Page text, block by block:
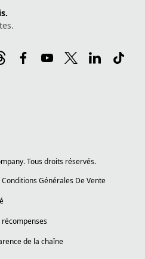
Tous droits réservés.
Conditions Générales De Vente
de la chaîne